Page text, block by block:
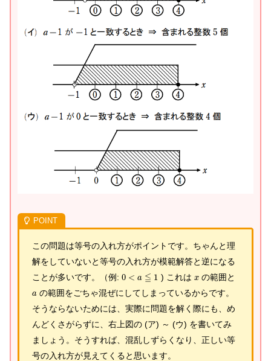
この問題は等号の入れ方がポイントです。ちゃんと理
解をしていないと等号の入れ方が模範解答と逆になる
ことが多いです。（例:0 < a ≦ 1 ) これは x の範囲と
a の範囲をごちゃ混ぜにしてしまっているからです。
そうならないためには、実際に問題を解く際にも、め
んどくさがらずに、右上図の (ア) ～ (ウ) を書いてみ
ましょう。そうすれば、混乱しずらくなり、正しい等
号の入れ方が見えてくると思います。